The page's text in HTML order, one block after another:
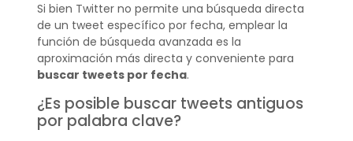
Si bien Twitter no permite una búsqueda directa
de un tweet específico por fecha, emplear la
función de búsqueda avanzada es la
aproximación más directa y conveniente para
buscar tweets por fecha.
¿Es posible buscar tweets antiguos
por palabra clave?